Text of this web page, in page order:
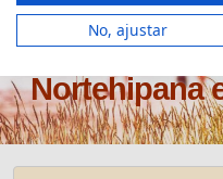
Oficinas
Nortehipana
No, ajustar